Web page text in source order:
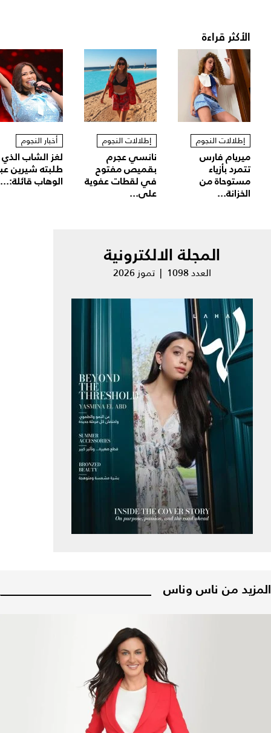
الأكثر قراءة
إطلالات النجوم
ميريام فارس
تتمرد بأزياء
مستوحاة من
الخزانة...
إطلالات النجوم
نانسي عجرم
بقميص مفتوح
في لقطات عفوية
على...
أخبار النجوم
لغز الشاب الذي
طلبته شيرين
الوهاب قائلة:...
المجلة الالكترونية
العدد 1098 | تموز 2026
المزيد من ناس وناس